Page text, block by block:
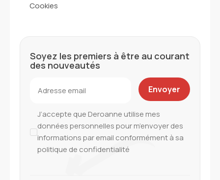
Cookies
Soyez les premiers à être au courant
des nouveautés
J’accepte que Deroanne utilise mes
données personnelles pour m’envoyer des
informations par email conformément à sa
politique de confidentialité